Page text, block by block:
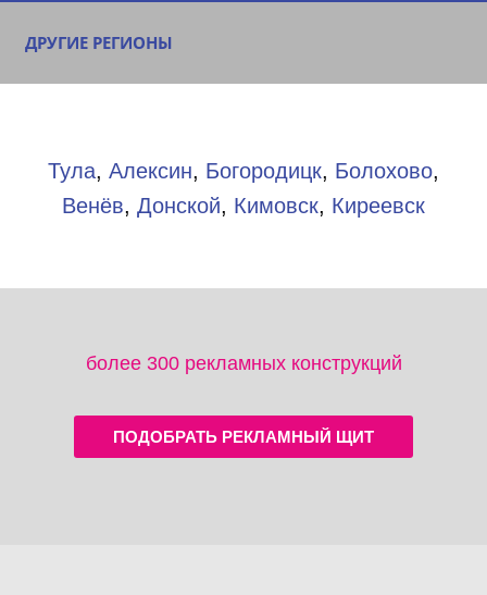
ДРУГИЕ РЕГИОНЫ
Тула, Алексин, Богородицк, Болохово,
Венёв, Донской, Кимовск, Киреевск
более 300 рекламных конструкций
ПОДОБРАТЬ РЕКЛАМНЫЙ ЩИТ